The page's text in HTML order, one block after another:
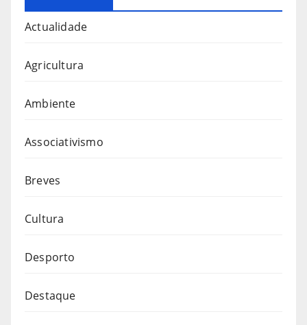
Actualidade
Agricultura
Ambiente
Associativismo
Breves
Cultura
Desporto
Destaque